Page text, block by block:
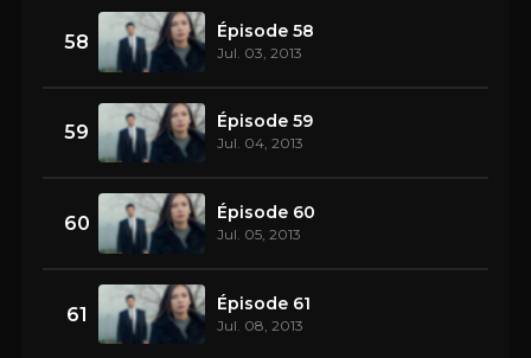
58 Épisode 58
Jul. 03, 2013
59 Épisode 59
Jul. 04, 2013
60 Épisode 60
Jul. 05, 2013
61 Épisode 61
Jul. 08, 2013